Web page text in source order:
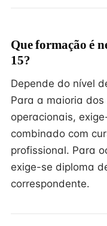
Que formação é
15?
Depende do nível
Para a maioria
operacionais,
combinado com
profissional. Para
exige-se diploma
correspondente.